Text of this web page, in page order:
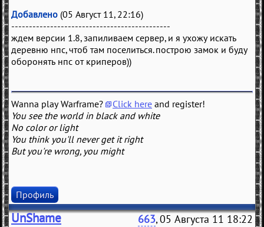
Добавлено (05 Август 11, 22:16)
---------------------------------------------
ждем версии 1.8, запиливаем сервер, и я ухожу искать
деревню нпс, чтоб там поселиться. построю замок и буду
оборонять нпс от криперов))
Wanna play Warframe? Click here and register!
You see the world in black and white
No color or light
You think you'll never get it right
But you're wrong, you might
Профиль
UnShame 663, 05 Августа 11 18:22